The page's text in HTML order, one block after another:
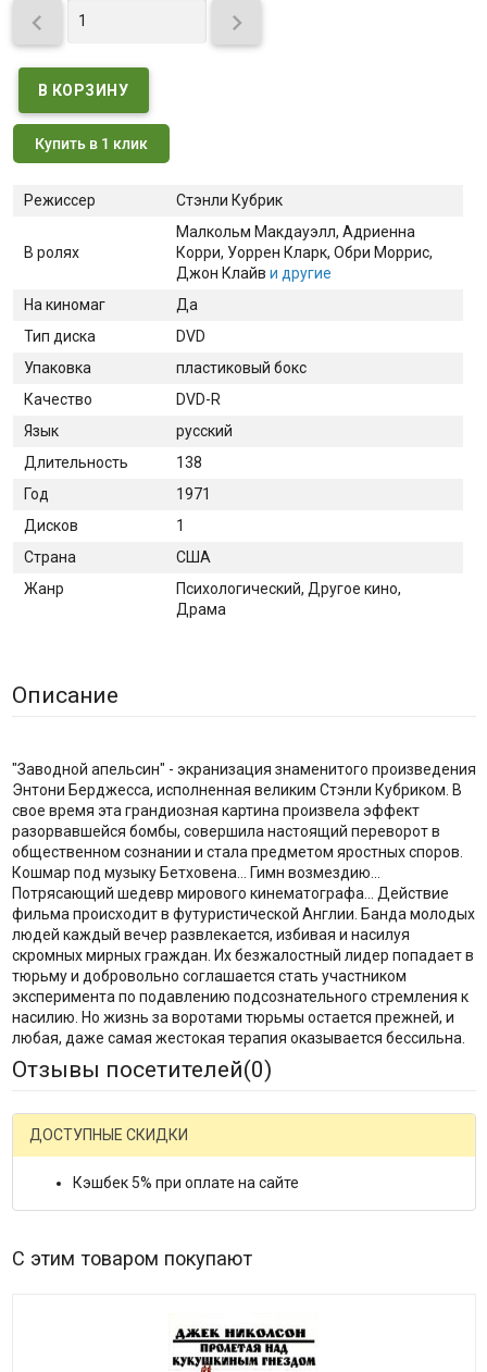
 
Купить в 1 клик
Режиссер Стэнли Кубрик
В ролях
Малкольм Макдауэлл, Адриенна
Корри, Уоррен Кларк, Обри Моррис,
Джон Клайв и другие
На киномаг
Да
Тип диска
DVD
Упаковка
пластиковый бокс
Качество
DVD-R
Язык
русский
Длительность
138
Год
1971
Дисков
1
Страна
США
Жанр
Психологический, Другое кино,
Драма
Описание
"Заводной апельсин" - экранизация знаменитого произведения
Энтони Берджесса, исполненная великим Стэнли Кубриком. В
свое время эта грандиозная картина произвела эффект
разорвавшейся бомбы, совершила настоящий переворот в
общественном сознании и стала предметом яростных споров.
Кошмар под музыку Бетховена... Гимн возмездию...
Потрясающий шедевр мирового кинематографа... Действие
фильма происходит в футуристической Англии. Банда молодых
людей каждый вечер развлекается, избивая и насилуя
скромных мирных граждан. Их безжалостный лидер попадает в
тюрьму и добровольно соглашается стать участником
эксперимента по подавлению подсознательного стремления к
насилию. Но жизнь за воротами тюрьмы остается прежней, и
любая, даже самая жестокая терапия оказывается бессильна.
Отзывы посетителей(0)
ДОСТУПНЫЕ СКИДКИ
Кэшбек 5% при оплате на сайте
С этим товаром покупают